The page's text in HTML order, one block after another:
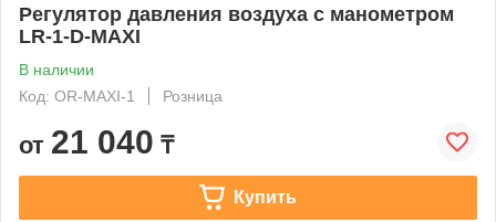
Регулятор давления воздуха с манометром
LR-1-D-MAXI
В наличии
Код: OR-MAXI-1
Розница
от 21 040 ₸
Купить